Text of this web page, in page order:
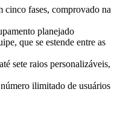
cinco fases, comprovado na
planejado
que se estende entre as
sete raios personalizáveis,
ilimitado de usuários